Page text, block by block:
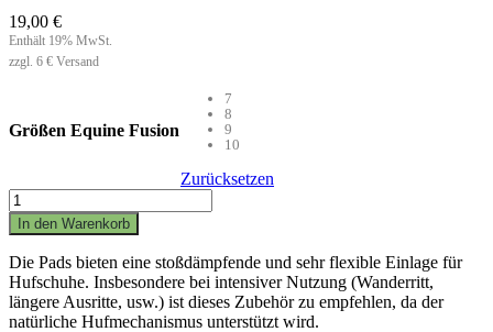
19,00 €
Enthält 19% MwSt.
zzgl. 6 € Versand
Größen Equine Fusion
7
8
9
10
Zurücksetzen
Equine
Fusion
Dampening
Pad
-
Paar
Menge
In den Warenkorb
Die Pads bieten eine stoßdämpfende und sehr flexible Einlage für
Hufschuhe. Insbesondere bei intensiver Nutzung (Wanderritt,
längere Ausritte, usw.) ist dieses Zubehör zu empfehlen, da der
natürliche Hufmechanismus unterstützt wird.